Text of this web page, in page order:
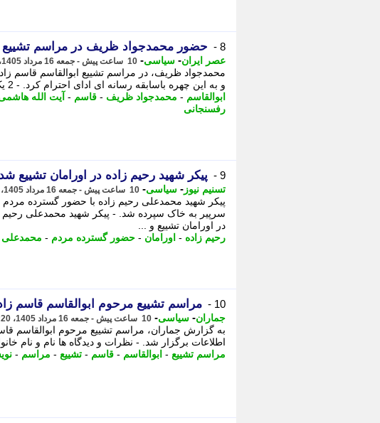
8 - حضور محمدجواد ظریف در مراسم تشییع
عصر ایران- سیاسی- 10 ساعت پیش - جمعه 16 مرداد 1405، 12:10
محمدجواد ظریف، در مراسم تشییع ابوالقاسم قاسم
و به این چهره باسابقه رسانه ای ادای احترام کرد. - 2 یک معدن طلا در کلمبیا منفجر شد؛
ابوالقاسم - محمدجواد ظریف - قاسم - آیت الله
رفسنجانی
9 - پیکر شهید رحیم زاده در اورامان تشییع
تسنیم نیوز - سیاسی- 10 ساعت پیش - جمعه 16 مرداد 1405، 11:50
پیکر شهید محمدعلی رحیم زاده با حضور گسترده مردم
سرپیر به خاک سپرده شد. - پیکر شهید محمدعلی رحیم
در اورامان تشییع و ...
رحیم زاده - اورامان - حضور گسترده مردم - محمدعلی
10 - مراسم تشییع مرحوم ابوالقاسم قاسم
جماران- سیاسی- 10 ساعت پیش - جمعه 16 مرداد 1405، 11:20
اطلاعات برگزار شد. - نظرات و دیدگاه ها نام و نام
مراسم تشییع - ابوالقاسم - قاسم - تشییع - مراسم -